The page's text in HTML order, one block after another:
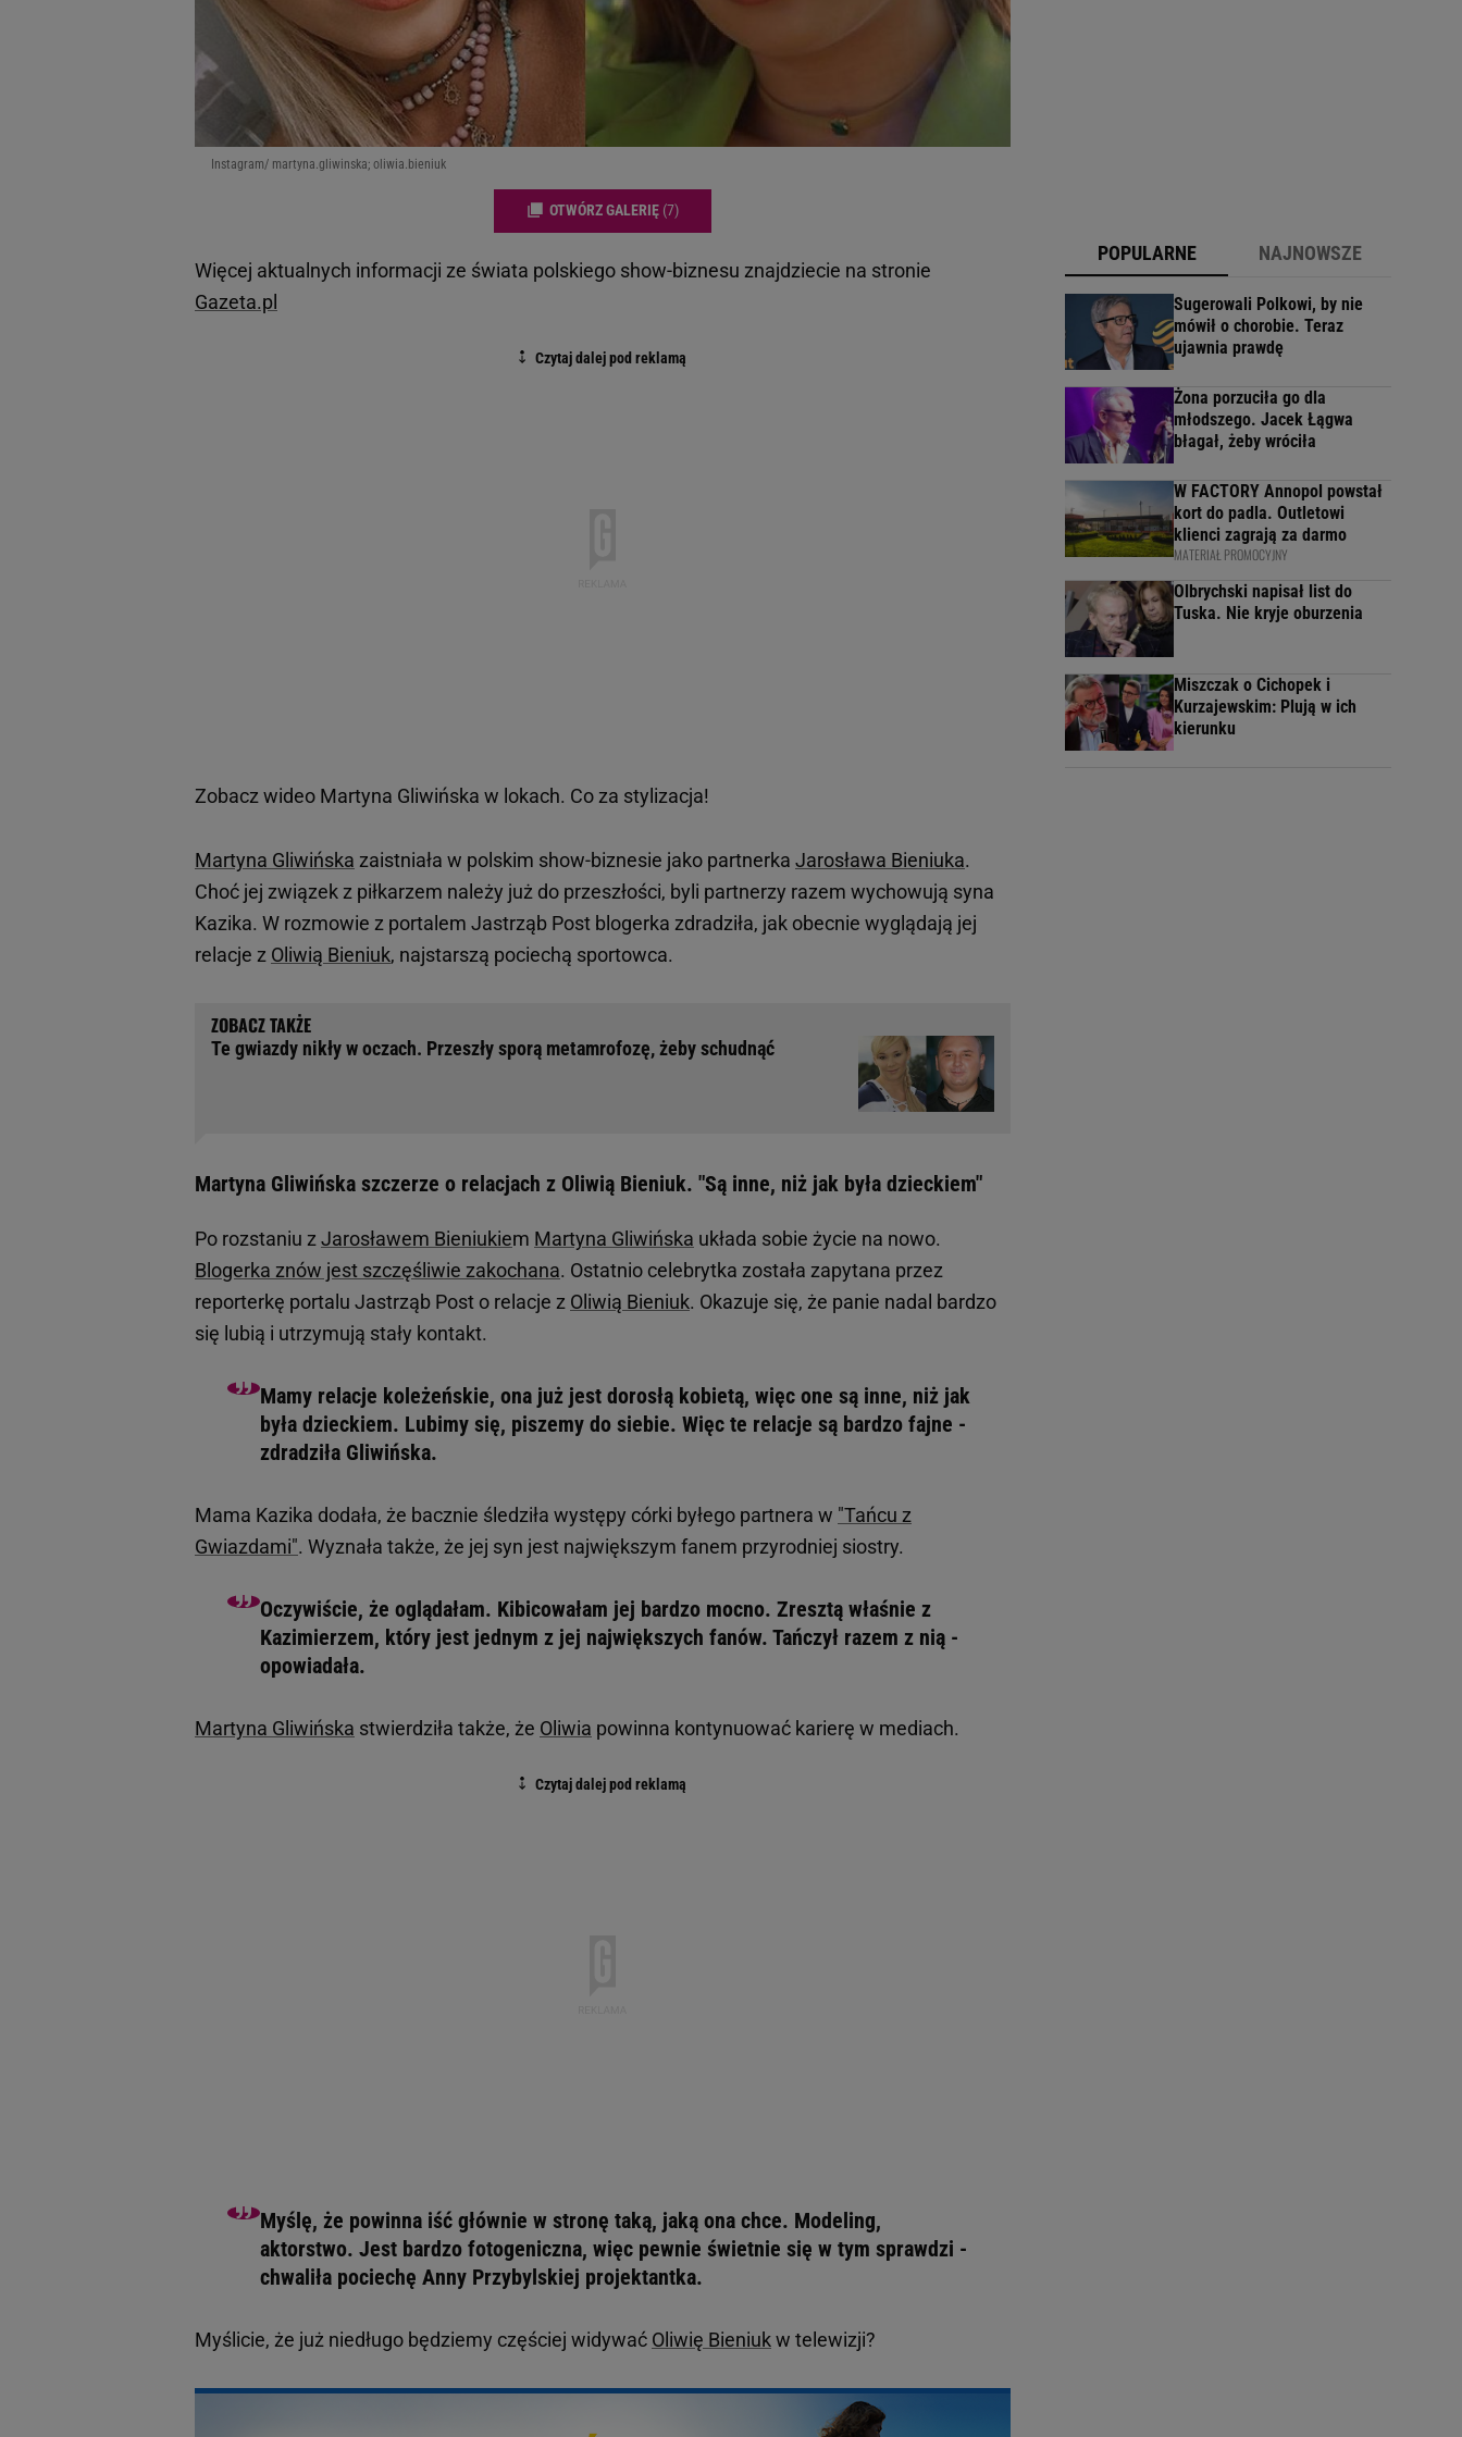
Instagram/ martyna.gliwinska; oliwia.bieniuk
OTWÓRZ GALERIĘ (7)
Więcej aktualnych informacji ze świata polskiego show-biznesu znajdziecie na stronie
Gazeta.pl
Zobacz wideo Martyna Gliwińska w lokach. Co za stylizacja!
Martyna Gliwińska zaistniała w polskim show-biznesie jako partnerka Jarosława Bieniuka.
Choć jej związek z piłkarzem należy już do przeszłości, byli partnerzy razem wychowują syna
Kazika. W rozmowie z portalem Jastrząb Post blogerka zdradziła, jak obecnie wyglądają jej
relacje z Oliwią Bieniuk, najstarszą pociechą sportowca.
Te gwiazdy nikły w oczach. Przeszły sporą metamrofozę, żeby schudnąć
Martyna Gliwińska szczerze o relacjach z Oliwią Bieniuk. "Są inne, niż jak była dzieckiem"
Po rozstaniu z Jarosławem Bieniukiem Martyna Gliwińska układa sobie życie na nowo.
Blogerka znów jest szczęśliwie zakochana. Ostatnio celebrytka została zapytana przez
reporterkę portalu Jastrząb Post o relacje z Oliwią Bieniuk. Okazuje się, że panie nadal bardzo
się lubią i utrzymują stały kontakt.
Mamy relacje koleżeńskie, ona już jest dorosłą kobietą, więc one są inne, niż jak
była dzieckiem. Lubimy się, piszemy do siebie. Więc te relacje są bardzo fajne -
zdradziła Gliwińska.
Mama Kazika dodała, że bacznie śledziła występy córki byłego partnera w "Tańcu z
Gwiazdami". Wyznała także, że jej syn jest największym fanem przyrodniej siostry.
Oczywiście, że oglądałam. Kibicowałam jej bardzo mocno. Zresztą właśnie z
Kazimierzem, który jest jednym z jej największych fanów. Tańczył razem z nią -
opowiadała.
Martyna Gliwińska stwierdziła także, że Oliwia powinna kontynuować karierę w mediach.
Myślę, że powinna iść głównie w stronę taką, jaką ona chce. Modeling,
aktorstwo. Jest bardzo fotogeniczna, więc pewnie świetnie się w tym sprawdzi -
chwaliła pociechę Anny Przybylskiej projektantka.
Myślicie, że już niedługo będziemy częściej widywać Oliwię Bieniukw telewizji?
POPULARNE NAJNOWSZE
Sugerowali Polkowi, by nie
mówił o chorobie. Teraz
ujawnia prawdę
Żona porzuciła go dla
młodszego. Jacek Łągwa
błagał, żeby wróciła
W FACTORY Annopol powstał
kort do padla. Outletowi
klienci zagrają za darmo
MATERIAŁ PROMOCYJNY
Olbrychski napisał list do
Tuska. Nie kryje oburzenia
Miszczak o Cichopek i
Kurzajewskim: Plują w ich
kierunku